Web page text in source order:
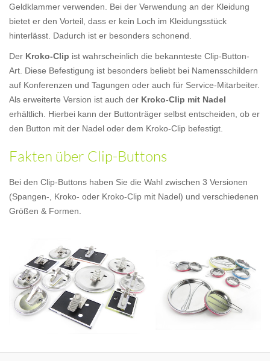
Geldklammer verwenden. Bei der Verwendung an der Kleidung
bietet er den Vorteil, dass er kein Loch im Kleidungsstück
hinterlässt. Dadurch ist er besonders schonend.
Der Kroko-Clip ist wahrscheinlich die bekannteste Clip-Button-
Art. Diese Befestigung ist besonders beliebt bei Namensschildern
auf Konferenzen und Tagungen oder auch für Service-Mitarbeiter.
Als erweiterte Version ist auch der Kroko-Clip mit Nadel
erhältlich. Hierbei kann der Buttonträger selbst entscheiden, ob er
den Button mit der Nadel oder dem Kroko-Clip befestigt.
Fakten über Clip-Buttons
Bei den Clip-Buttons haben Sie die Wahl zwischen 3 Versionen
(Spangen-, Kroko- oder Kroko-Clip mit Nadel) und verschiedenen
Größen & Formen.